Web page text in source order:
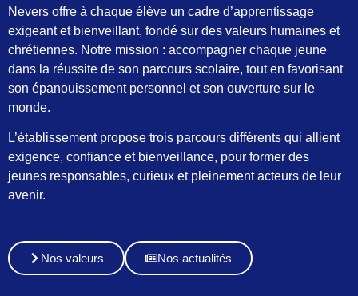
Nevers offre à chaque élève un cadre d’apprentissage
exigeant et bienveillant, fondé sur des valeurs humaines et
chrétiennes. Notre mission : accompagner chaque jeune
dans la réussite de son parcours scolaire, tout en favorisant
son épanouissement personnel et son ouverture sur le
monde.
L’établissement propose trois parcours différents qui allient
exigence, confiance et bienveillance, pour former des
jeunes responsables, curieux et pleinement acteurs de leur
avenir.
Nos valeurs Nos actualités